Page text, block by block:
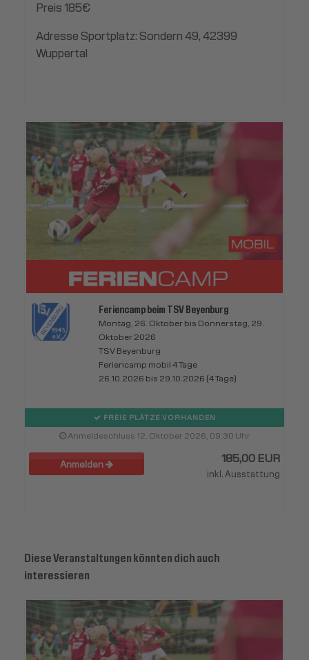
Preis 185€
Adresse Sportplatz: Sondern 49, 42399
Wuppertal
Feriencamp beim TSV Beyenburg
Montag, 26. Oktober bis Donnerstag, 29.
Oktober 2026
TSV Beyenburg
Feriencamp mobil 4 Tage
26.10.2026 bis 29.10.2026 (4 Tage)
FREIE PLÄTZE VORHANDEN
Anmeldeschluss 12. Oktober 2026, 09:30 Uhr
Anmelden 185,00 EUR
inkl. Ausstattung
Diese Veranstaltungen könnten dich auch
interessieren